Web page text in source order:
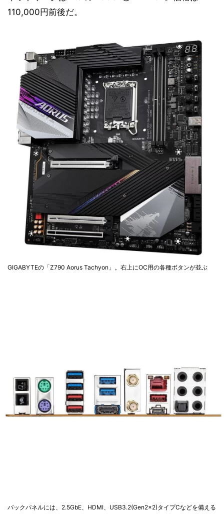
110,000円前後だ。
GIGABYTEの「Z790 Aorus Tachyon」。右上にOC用の各種ボタンが並ぶ
バックパネルには、2.5GbE、HDMI、USB3.2(Gen2x2)タイプCなどを備える